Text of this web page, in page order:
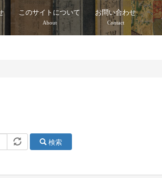
このサイトについて
About
お問い合わせ
Contact
検索